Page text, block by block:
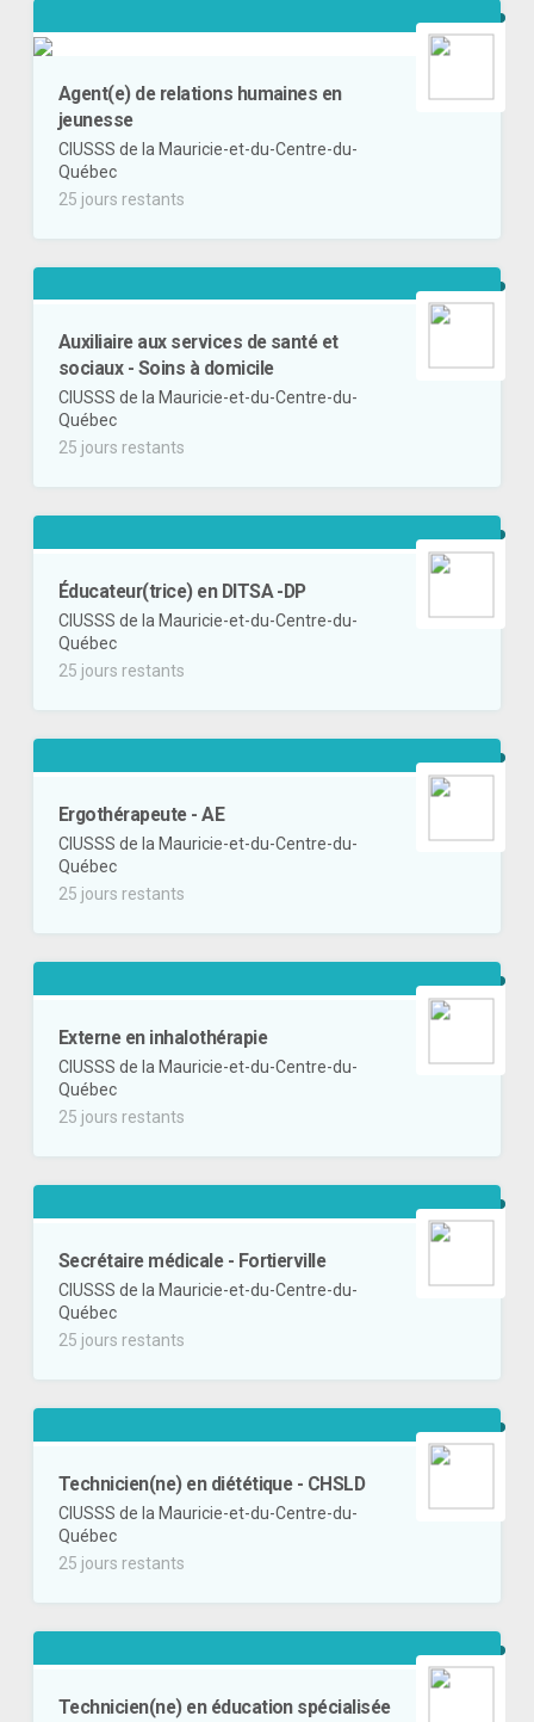
Agent(e) de relations humaines en
jeunesse
CIUSSS de la Mauricie-et-du-Centre-du-
Québec
25 jours restants
Auxiliaire aux services de santé et
sociaux - Soins à domicile
CIUSSS de la Mauricie-et-du-Centre-du-
Québec
25 jours restants
Éducateur(trice) en DITSA -DP
CIUSSS de la Mauricie-et-du-Centre-du-
Québec
25 jours restants
Ergothérapeute - AE
CIUSSS de la Mauricie-et-du-Centre-du-
Québec
25 jours restants
Externe en inhalothérapie
CIUSSS de la Mauricie-et-du-Centre-du-
Québec
25 jours restants
Secrétaire médicale - Fortierville
CIUSSS de la Mauricie-et-du-Centre-du-
Québec
25 jours restants
Technicien(ne) en diététique - CHSLD
CIUSSS de la Mauricie-et-du-Centre-du-
Québec
25 jours restants
Technicien(ne) en éducation spécialisée